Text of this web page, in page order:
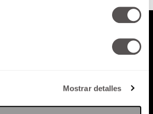
Mostrar detalles
Política de Privacidad
RADIO MARTHA EVENTOS